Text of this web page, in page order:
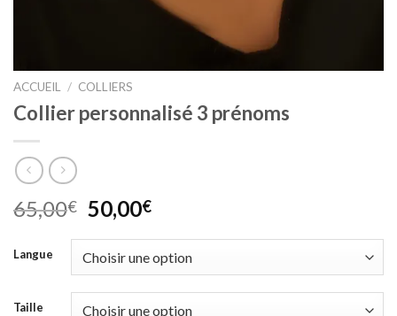
ACCUEIL / COLLIERS
Collier personnalisé 3 prénoms
65,00€ Le
prix
initial
était :
65,00€.
50,00€Le
actuel
est :
50,00€.
Langue
Taille